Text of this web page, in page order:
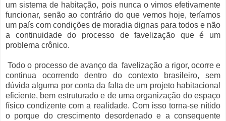
um sistema de habitação, pois nunca o vimos efetivamente
funcionar, senão ao contrário do que vemos hoje, teríamos
um país com condições de moradia dignas para todos e não
a continuidade do processo de favelização que é um
problema crônico.
Todo o processo de avanço da favelização a rigor, ocorre e
continua ocorrendo dentro do contexto brasileiro, sem
dúvida alguma por conta da falta de um projeto habitacional
eficiente, bem estruturado e de uma organização do espaço
físico condizente com a realidade. Com isso torna-se nítido
o porque do crescimento desordenado e a consequente